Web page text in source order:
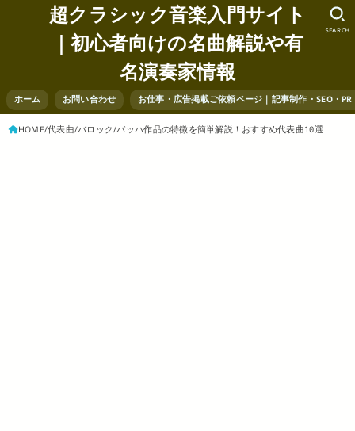
超クラシック音楽入門サイト
｜初心者向けの名曲解説や有
名演奏家情報
ホーム お問い合わせ お仕事・広告掲載ご依頼ページ｜記事制作・SEO・
SEARCH
HOME 代表曲 バロック バッハ作品の特徴を簡単解説！おすすめ代表曲10選